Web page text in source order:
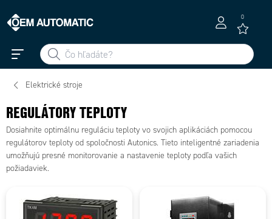
0
Elektrické stroje
REGULÁTORY TEPLOTY
Dosiahnite optimálnu reguláciu teploty vo svojich aplikáciách pomocou
regulátorov teploty od spoločnosti Autonics. Tieto inteligentné zariadenia
umožňujú presné monitorovanie a nastavenie teploty podľa vašich
požiadaviek.